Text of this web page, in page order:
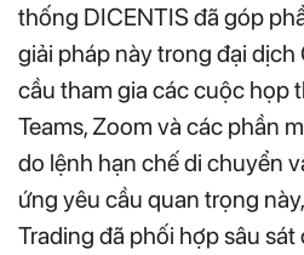
thống DICENTIS đã góp
giải pháp này trong đại
cầu tham gia các cuộc họp
Teams, Zoom và các phần
do lệnh hạn chế di chuyển
ứng yêu cầu quan trọng
Trading đã phối hợp sâu